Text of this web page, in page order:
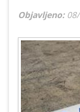
Objavljeno: